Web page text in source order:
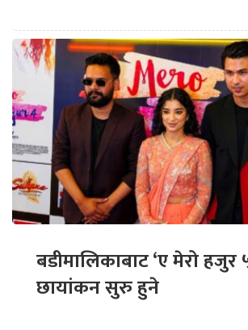
बडीमालिकाबाट ‘ए मेरो हजुर
छायांकन सुरु हुने